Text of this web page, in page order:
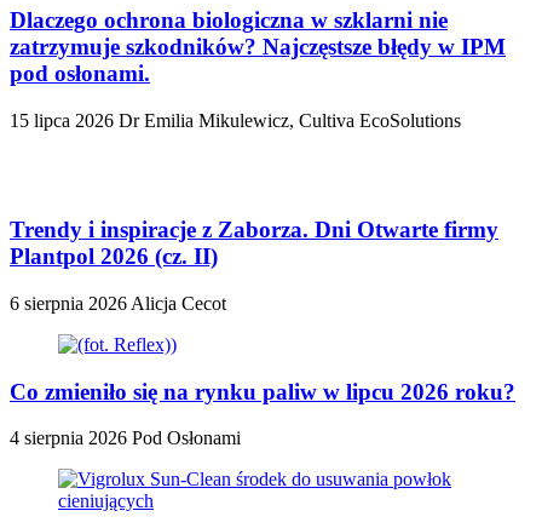
Dlaczego ochrona biologiczna w szklarni nie
zatrzymuje szkodników? Najczęstsze błędy w IPM
pod osłonami.
15 lipca 2026 Dr Emilia Mikulewicz, Cultiva EcoSolutions
Trendy i inspiracje z Zaborza. Dni Otwarte firmy
Plantpol 2026 (cz. II)
6 sierpnia 2026 Alicja Cecot
Co zmieniło się na rynku paliw w lipcu 2026 roku?
4 sierpnia 2026 Pod Osłonami